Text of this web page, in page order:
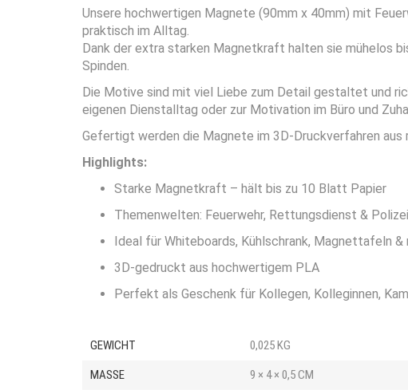
Unsere hochwertigen Magnete (90mm x 40mm) mit
praktisch im Alltag.
Dank der extra starken Magnetkraft halten sie mühelos
Spinden.
Die Motive sind mit viel Liebe zum Detail gestaltet und
eigenen Dienstalltag oder zur Motivation im Büro und
Gefertigt werden die Magnete im 3D-Druckverfahren
Highlights:
Starke Magnetkraft – hält bis zu 10 Blatt Papier
Themenwelten: Feuerwehr, Rettungsdienst & Polizei
Ideal für Whiteboards, Kühlschrank, Magnettafeln &
3D-gedruckt aus hochwertigem PLA
Perfekt als Geschenk für Kollegen, Kolleginnen,
GEWICHT 0,025 KG
MASSE 9 × 4 × 0,5 CM